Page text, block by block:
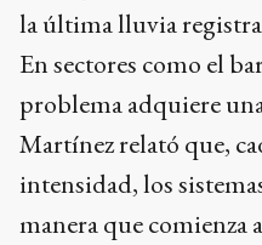
la última lluvia
En sectores como el
problema adquiere
Martínez relató que,
intensidad, los
manera que comienza